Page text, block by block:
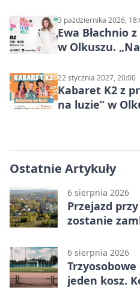
3 października 2026,
Ewa Błachnio
w Olkuszu.
22 stycznia 2027, 20:00
Kabaret K2 z
na luzie” w
Ostatnie Artykuły
6 sierpnia 2026
Przejazd
zostanie
6 sierpnia 2026
jeden kosz.